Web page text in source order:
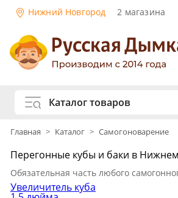
Нижний Новгород 2 магазина
Каталог товаров
Копчение и колбасы
Главная > Каталог > Самогоноварение
Перегонные кубы и баки в
Обязательная часть любого
Увеличитель куба